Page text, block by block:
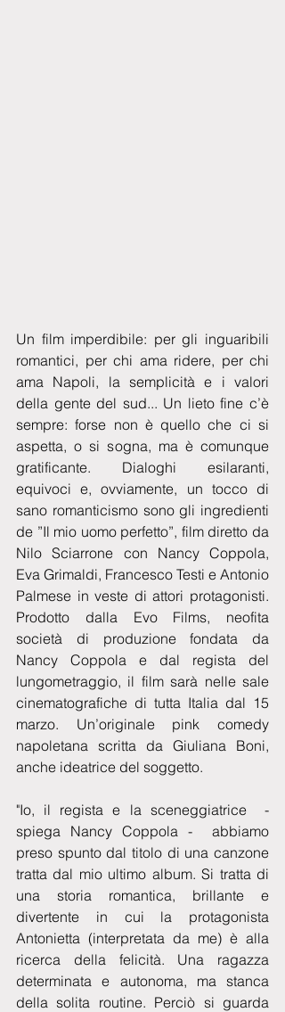
Un film imperdibile: per gli inguaribili
romantici, per chi ama ridere, per chi
ama Napoli, la semplicità e i valori
della gente del sud... Un lieto fine c’è
sempre: forse non è quello che ci si
aspetta, o si sogna, ma è comunque
gratificante. Dialoghi esilaranti,
equivoci e, ovviamente, un tocco di
sano romanticismo sono gli ingredienti
de ”Il mio uomo perfetto”, film diretto da
Nilo Sciarrone con Nancy Coppola,
Eva Grimaldi, Francesco Testi e Antonio
Palmese in veste di attori protagonisti.
Prodotto dalla Evo Films, neofita
società di produzione fondata da
Nancy Coppola e dal regista del
lungometraggio, il film sarà nelle sale
cinematografiche di tutta Italia dal 15
marzo. Un’originale pink comedy
napoletana scritta da Giuliana Boni,
anche ideatrice del soggetto.
"Io, il regista e la sceneggiatrice  -
spiega Nancy Coppola -  abbiamo
preso spunto dal titolo di una canzone
tratta dal mio ultimo album. Si tratta di
una storia romantica, brillante e
divertente in cui la protagonista
Antonietta (interpretata da me) è alla
ricerca della felicità. Una ragazza
determinata e autonoma, ma stanca
della solita routine. Perciò si guarda